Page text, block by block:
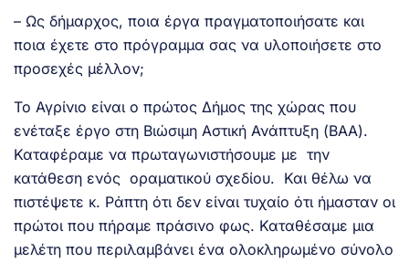
– Ως δήμαρχος, ποια έργα πραγματοποιήσατε και
ποια έχετε στο πρόγραμμα σας να υλοποιήσετε στο
προσεχές μέλλον;
Το Αγρίνιο είναι ο πρώτος Δήμος της χώρας που
ενέταξε έργο στη Βιώσιμη Αστική Ανάπτυξη (ΒΑΑ).
Καταφέραμε να πρωταγωνιστήσουμε με την
κατάθεση ενός οραματικού σχεδίου. Και θέλω να
πιστέψετε κ. Ράπτη ότι δεν είναι τυχαίο ότι ήμασταν οι
πρώτοι που πήραμε πράσινο φως. Καταθέσαμε μια
μελέτη που περιλαμβάνει ένα ολοκληρωμένο σύνολο